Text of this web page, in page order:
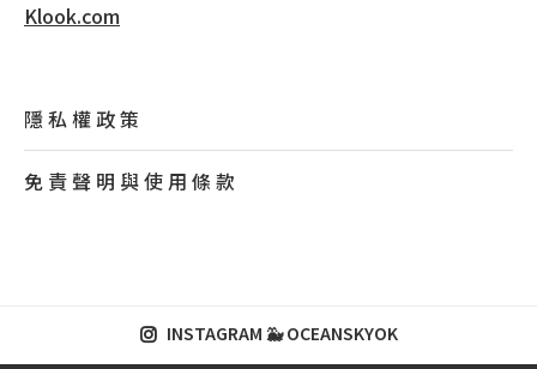
Klook.com
隱 私 權 政 策
免 責 聲 明 與 使 用 條 款
INSTAGRAM 🐳 OCEANSKYOK